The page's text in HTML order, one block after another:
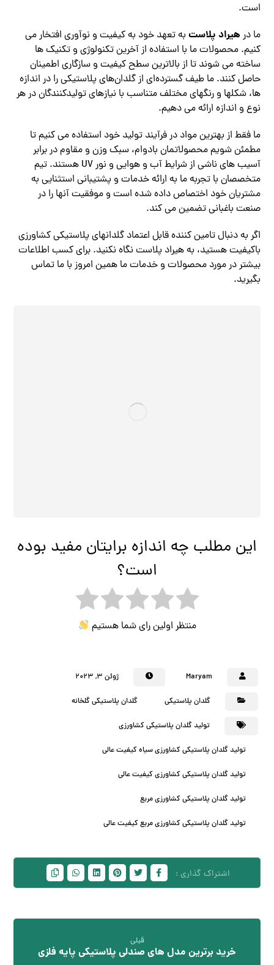
است.
ما در هیراد پلاست به تعهد خود به کیفیت و نوآوری افتخار می
کنیم. محصولات ما با استفاده از آخرین تکنولوژی و تکنیک ها
ساخته می شوند تا از بالاترین سطح کیفیت و سازگاری اطمینان
حاصل کنند. ما طیف گسترده‌ای از گلدان‌های پلاستیکی را در اندازه‌
ها، شکلها و رنگهای مختلف متناسب با نیازهای تولیدکنندگان در هر
نوع و اندازه ارائه می‌ دهیم.
ما فقط از بهترین مواد در فرآیند تولید خود استفاده می کنیم تا
مطمئن شویم محصولاتمان بادوام، سبک وزن و مقاوم در برابر
آسیب های ناشی از شرایط آب و هوایی و نور UV هستند. تیم
متخصصان با تجربه ما به ارائه خدمات و پشتیبانی استثنایی به
مشتریان خود اختصاص داده شده است و موفقیت آنها را در
صنعت باغبانی تضمین می کند.
اگر به دنبال تامین کننده قابل اعتماد گلدانهای پلاستیکی کشاورزی
باکیفیت هستید، به هیراد پلاست نگاه نکنید. برای کسب اطلاعات
بیشتر در مورد محصولات و خدمات ما همین امروز با ما تماس
بگیرید.
این مطلب چه اندازه برایتان مفید بوده
است؟
منتظر اولین رای شما هستیم
Maryam ژوئن ۳, ۲۰۲۳
گلدان پلاستیکی گلدان پلاستیکی گلخانه
تولید گلدان پلاستیکی کشاورزی
تولید گلدان پلاستیکی کشاورزی سیاه کیفیت عالی
تولید گلدان پلاستیکی کشاورزی کیفیت عالی
تولید گلدان پلاستیکی کشاورزی مربع
تولید گلدان پلاستیکی کشاورزی مربع کیفیت عالی
قبلی
خرید برترین مدل های صندلی پلاستیکی پایه فلزی